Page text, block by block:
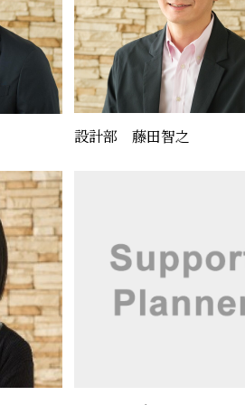
設計部 藤田智之